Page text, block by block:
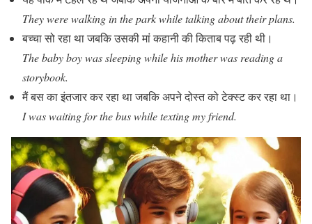
They were walking in the park while talking about their plans.
बच्चा सो रहा था जबकि उसकी मां कहानी की किताब पढ़ रही थी।
The baby boy was sleeping while his mother was reading a
storybook.
मैं बस का इंतजार कर रहा था जबकि अपने दोस्त को टेक्स्ट कर रहा था।
I was waiting for the bus while texting my friend.